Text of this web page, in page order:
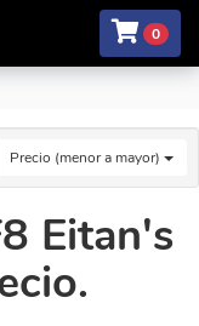
0
Precio (menor a mayor)
Eitan's